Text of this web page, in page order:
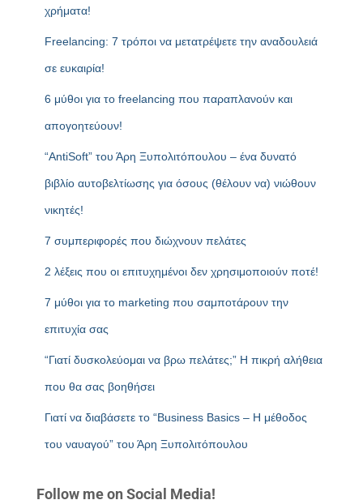
χρήματα!
Freelancing: 7 τρόποι να μετατρέψετε την αναδουλειά
σε ευκαιρία!
6 μύθοι για το freelancing που παραπλανούν και
απογοητεύουν!
“AntiSoft” του Άρη Ξυπολιτόπουλου – ένα δυνατό
βιβλίο αυτοβελτίωσης για όσους (θέλουν να) νιώθουν
νικητές!
7 συμπεριφορές που διώχνουν πελάτες
2 λέξεις που οι επιτυχημένοι δεν χρησιμοποιούν ποτέ!
7 μύθοι για το marketing που σαμποτάρουν την
επιτυχία σας
“Γιατί δυσκολεύομαι να βρω πελάτες;” Η πικρή αλήθεια
που θα σας βοηθήσει
Γιατί να διαβάσετε το “Business Basics – Η μέθοδος
του ναυαγού” του Άρη Ξυπολιτόπουλου
Follow me on Social Media!